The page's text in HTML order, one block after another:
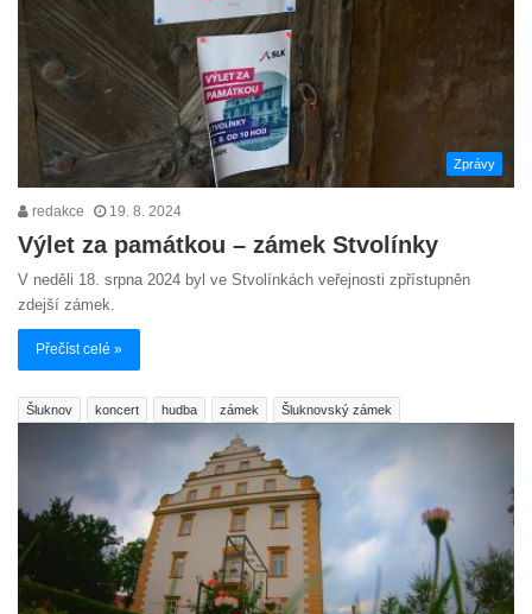
Zprávy
redakce 19. 8. 2024
Výlet za památkou – zámek Stvolínky
V neděli 18. srpna 2024 byl ve Stvolínkách veřejnosti zpřístupněn
zdejší zámek.
Přečíst celé »
Šluknov koncert hudba zámek Šluknovský zámek